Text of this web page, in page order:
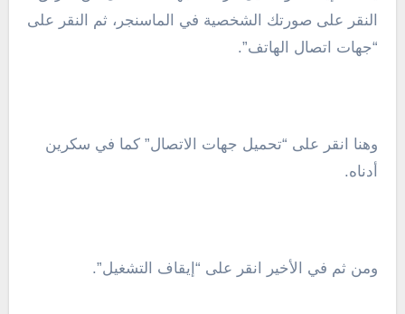
النقر على صورتك الشخصية في الماسنجر، ثم النقر على
“جهات اتصال الهاتف”.
وهنا انقر على “تحميل جهات الاتصال” كما في سكرين
أدناه.
ومن ثم في الأخير انقر على “إيقاف التشغيل”.